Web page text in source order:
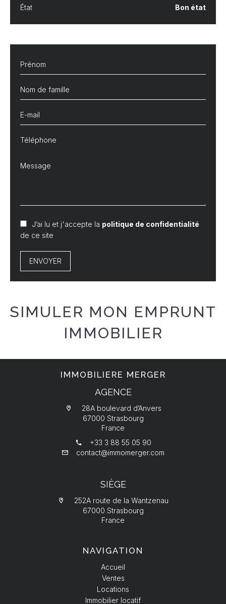
État
Bon état
J’ai lu et j'accepte la politique de confidentialité
de ce site
ENVOYER
SIMULER MON EMPRUNT
IMMOBILIER
IMMOBILIERE MERGER
AGENCE
28A boulevard d’Anvers
67000 Strasbourg
France
+33 3 88 55 05 90
contact@immomerger.com
SIÈGE
252A route de la Wantzenau
67000 Strasbourg
France
NAVIGATION
Accueil
Ventes
Locations
Immobilier locatif